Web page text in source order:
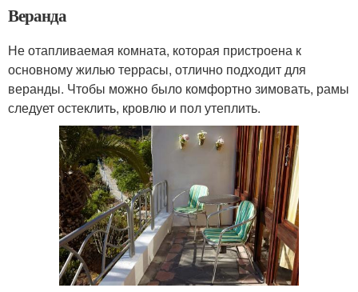
Веранда
Не отапливаемая комната, которая пристроена к
основному жилью террасы, отлично подходит для
веранды. Чтобы можно было комфортно зимовать, рамы
следует остеклить, кровлю и пол утеплить.